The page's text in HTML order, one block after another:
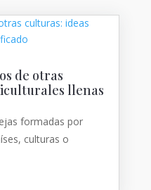
de otras
llenas
formadas por
culturas o